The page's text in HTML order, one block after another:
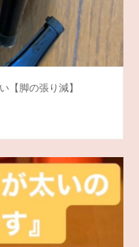
【脚の張り減】